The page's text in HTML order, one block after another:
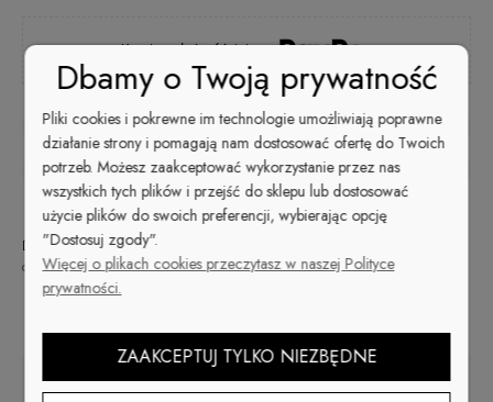
Kup i zapłać później
zapytaj o produkt
poleć znajomemu
Dostępność:
duża ilość
Wysyłka w:
godzin
(Polska)
Cena nie zawiera ewentualnych kosztów płatności
sprawdź formy dostawy
Opis
Dbamy o Twoją prywatność
Pliki cookies i pokrewne im technologie umożliwiają poprawne
działanie strony i pomagają nam dostosować ofertę do Twoich
potrzeb. Możesz zaakceptować wykorzystanie przez nas
wszystkich tych plików i przejść do sklepu lub dostosować
użycie plików do swoich preferencji, wybierając opcję
"Dostosuj zgody".
Więcej o plikach cookies przeczytasz w naszej Polityce
prywatności.
ZAAKCEPTUJ TYLKO NIEZBĘDNE